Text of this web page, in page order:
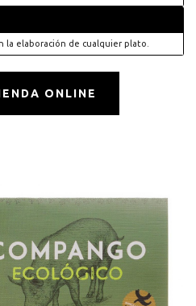
la elaboración de cualquier plato.
ONLINE